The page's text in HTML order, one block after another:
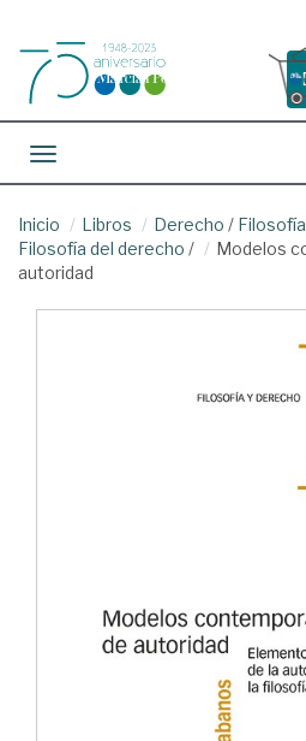
Toggle navigation
Inicio Libros Derecho /
Filosofía del derecho /
Modelos
autoridad